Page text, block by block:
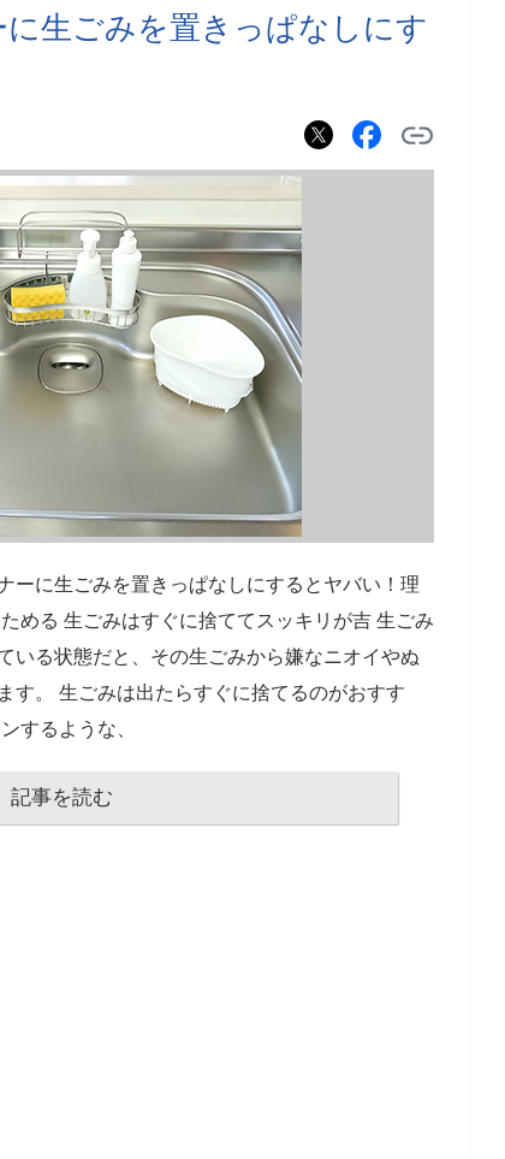
生ごみを置きっぱなしにす
ーに生ごみを置きっぱなしにするとヤバい！理
める 生ごみはすぐに捨ててスッキリが吉 生ごみ
いる状態だと、その生ごみから嫌なニオイやぬ
す。 生ごみは出たらすぐに捨てるのがおすす
するような、
記事を読む